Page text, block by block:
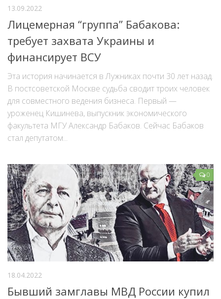
13.09.2022
Лицемерная “группа” Бабакова:
требует захвата Украины и
финансирует ВСУ
Эта история начинается в Лужниках почти 30 лет назад.
В постсоветской Москве судьба сводит троих человек
для совместного ведения бизнеса. Первый —
уроженец Кишинева, выпускник экономического
факультета МГУ Александр Бабаков. Сейчас Бабаков
стал депутатом...
0
18.04.2022
Бывший замглавы МВД России купил